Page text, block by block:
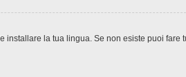
installare la tua lingua. Se non esiste puoi fare